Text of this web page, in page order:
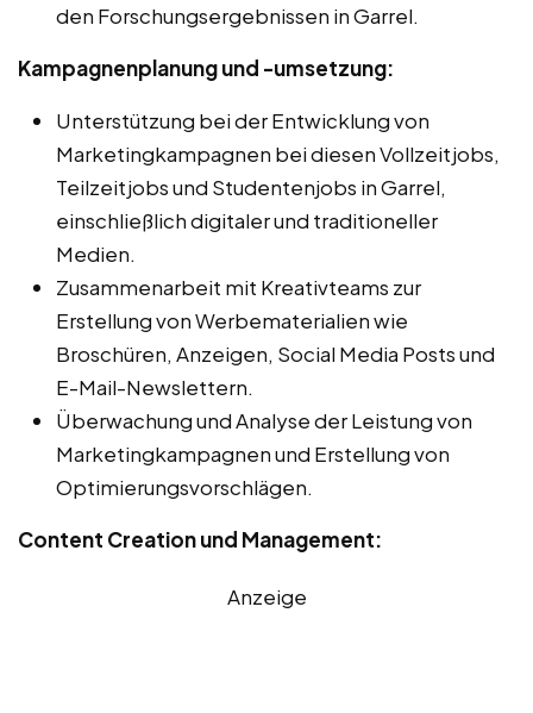
den Forschungsergebnissen in Garrel.
Kampagnenplanung und -umsetzung:
Unterstützung bei der Entwicklung von
Marketingkampagnen bei diesen Vollzeitjobs,
Teilzeitjobs und Studentenjobs in Garrel,
einschließlich digitaler und traditioneller
Medien.
Zusammenarbeit mit Kreativteams zur
Erstellung von Werbematerialien wie
Broschüren, Anzeigen, Social Media Posts und
E-Mail-Newslettern.
Überwachung und Analyse der Leistung von
Marketingkampagnen und Erstellung von
Optimierungsvorschlägen.
Content Creation und Management:
Anzeige